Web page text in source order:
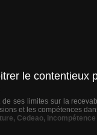
le contentieux
de ses limites sur la
et les compétences
, Cedeao, incompétence